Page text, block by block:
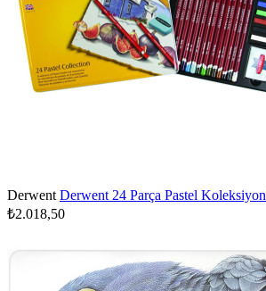
Derwent Derwent 24 Parça Pastel
₺2.018,50